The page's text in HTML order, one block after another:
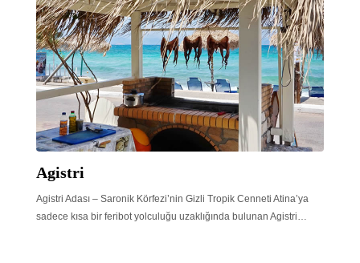
Agistri
Agistri Adası – Saronik Körfezi’nin Gizli Tropik Cenneti Atina’ya
sadece kısa bir feribot yolculuğu uzaklığında bulunan Agistri…